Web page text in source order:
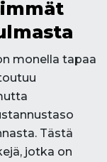
monella tapaa
Tästä
jotka on